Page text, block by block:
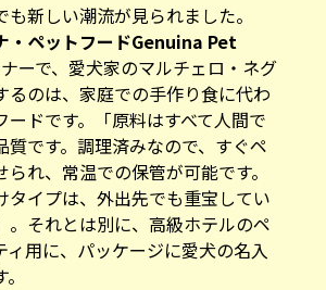
新しい潮流が見られました。
・ペットフードGenuina Pet
ーで、愛犬家のマルチェロ・ネグ
るのは、家庭での手作り食に代わ
ードです。「原料はすべて人間で
質です。調理済みなので、すぐペ
られ、常温での保管が可能です。
タイプは、外出先でも重宝してい
。それとは別に、高級ホテルのペ
ィ用に、パッケージに愛犬の名入